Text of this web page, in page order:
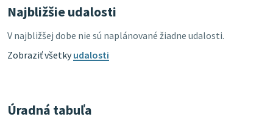
Najbližšie udalosti
V najbližšej dobe nie sú naplánované žiadne udalosti.
Zobraziť všetkyudalosti
Úradná tabuľa